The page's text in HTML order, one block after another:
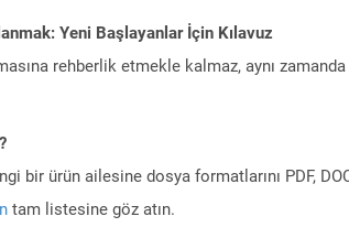
Yeni Başlayanlar İçin Kılavuz
rehberlik etmekle kalmaz, aynı
ürün ailesine dosya formatlarını PDF,
tam listesine göz atın.